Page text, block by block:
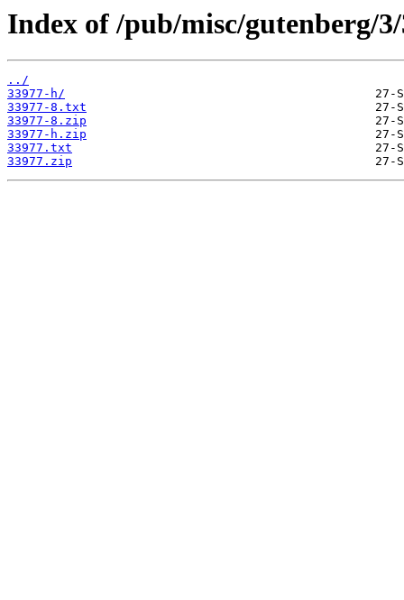
Index of /pub/misc/gutenberg/
../
33977-h/
33977-8.txt
33977-8.zip
33977-h.zip
33977.txt
33977.zip